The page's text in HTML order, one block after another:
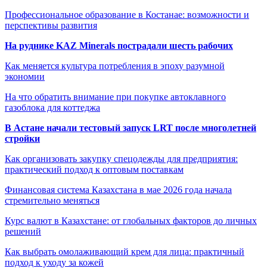
Профессиональное образование в Костанае: возможности и
перспективы развития
На руднике KAZ Minerals пострадали шесть рабочих
Как меняется культура потребления в эпоху разумной
экономии
На что обратить внимание при покупке автоклавного
газоблока для коттеджа
В Астане начали тестовый запуск LRT после многолетней
стройки
Как организовать закупку спецодежды для предприятия:
практический подход к оптовым поставкам
Финансовая система Казахстана в мае 2026 года начала
стремительно меняться
Курс валют в Казахстане: от глобальных факторов до личных
решений
Как выбрать омолаживающий крем для лица: практичный
подход к уходу за кожей